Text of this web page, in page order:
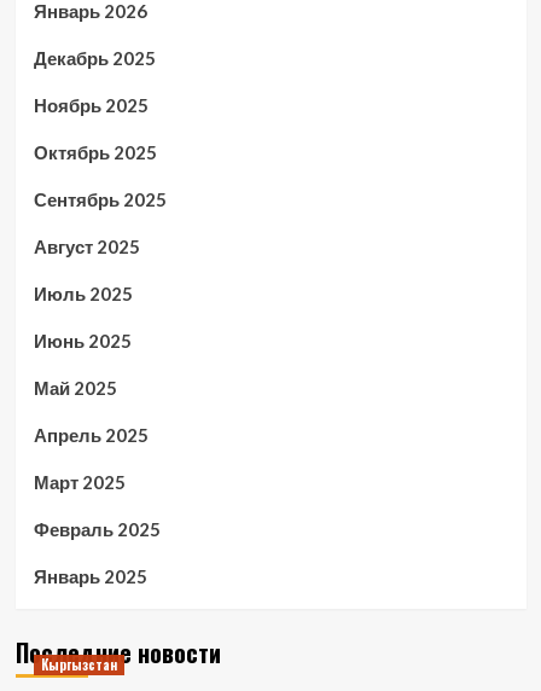
Январь 2026
Декабрь 2025
Ноябрь 2025
Октябрь 2025
Сентябрь 2025
Август 2025
Июль 2025
Июнь 2025
Май 2025
Апрель 2025
Март 2025
Февраль 2025
Январь 2025
Последние новости
Кыргызстан